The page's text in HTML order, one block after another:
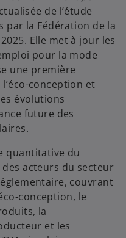
de l’étude
par la Fédération de la
Elle met à jour les
pour la mode
une première
conception et
évolutions
future des
quantitative du
acteurs du secteur
couvrant
conception, le
la
et les